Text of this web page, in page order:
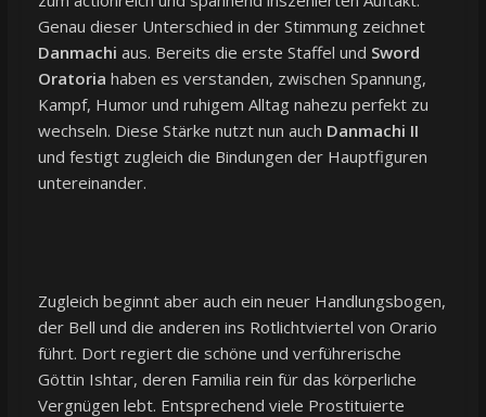
Genau dieser Unterschied in der Stimmung zeichnet
Danmachi aus. Bereits die erste Staffel und Sword
Oratoria haben es verstanden, zwischen Spannung,
Kampf, Humor und ruhigem Alltag nahezu perfekt zu
wechseln. Diese Stärke nutzt nun auch Danmachi II
und festigt zugleich die Bindungen der Hauptfiguren
untereinander.
Zugleich beginnt aber auch ein neuer Handlungsbogen,
der Bell und die anderen ins Rotlichtviertel von Orario
führt. Dort regiert die schöne und verführerische
Göttin Ishtar, deren Familia rein für das körperliche
Vergnügen lebt. Entsprechend viele Prostituierte